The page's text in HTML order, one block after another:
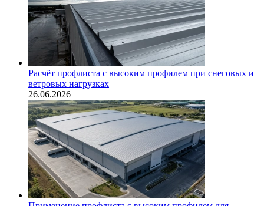
Расчёт профлиста с высоким профилем при снеговых и
ветровых нагрузках
26.06.2026